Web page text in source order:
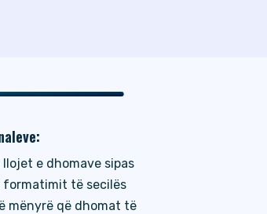
e dhomave sipas
formatimit të secilës
mënyrë që dhomat të